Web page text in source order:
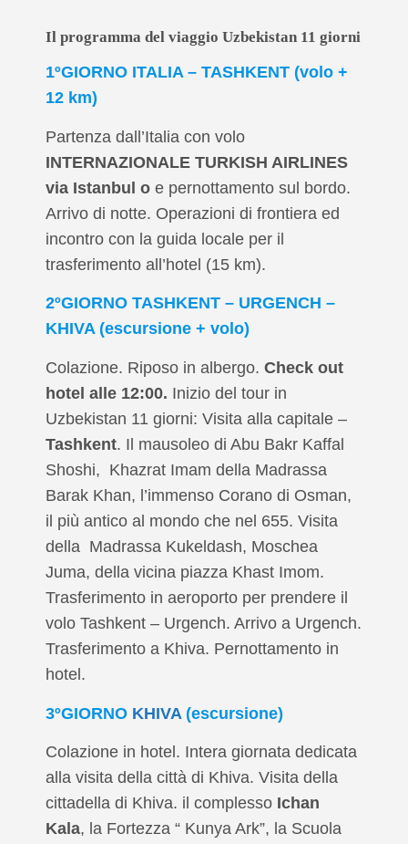
Il programma del viaggio Uzbekistan 11 giorni
1ºGIORNO ITALIA – TASHKENT (volo +
12 km)
Partenza dall’Italia con volo
INTERNAZIONALE TURKISH AIRLINES
via Istanbul oe pernottamento sul bordo.
Arrivo di notte. Operazioni di frontiera ed
incontro con la guida locale per il
trasferimento all’hotel (15 km).
2ºGIORNO TASHKENT – URGENCH –
KHIVA (escursione + volo)
Colazione. Riposo in albergo.Check out
hotel alle 12:00. Inizio del tour in
Uzbekistan 11 giorni: Visita alla capitale –
Tashkent. Il mausoleo di Abu Bakr Kaffal
Shoshi, Khazrat Imam della Madrassa
Barak Khan, l’immenso Corano di Osman,
il più antico al mondo che nel 655. Visita
della Madrassa Kukeldash, Moschea
Juma, della vicina piazza Khast Imom.
Trasferimento in aeroporto per prendere il
volo Tashkent – Urgench. Arrivo a Urgench.
Trasferimento a Khiva. Pernottamento in
hotel.
3ºGIORNO KHIVA (escursione)
Colazione in hotel. Intera giornata dedicata
alla visita della città di Khiva. Visita della
cittadella di Khiva. il complesso Ichan
Kala, la Fortezza “ Kunya Ark”, la Scuola